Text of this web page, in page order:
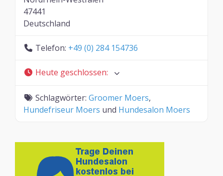
47441
Deutschland
Telefon: +49 (0) 284 154736
Heute geschlossen:
Schlagwörter: Groomer Moers,
Hundefriseur Moers und Hundesalon Moers